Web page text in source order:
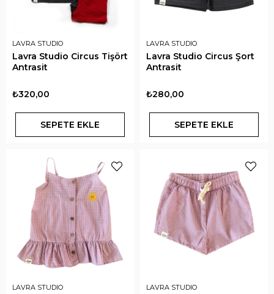
LAVRA STUDIO
Lavra Studio Circus Tişört
Antrasit
₺320,00
SEPETE EKLE
LAVRA STUDIO
Lavra Studio Circus Şort
Antrasit
₺280,00
SEPETE EKLE
LAVRA STUDIO LAVRA STUDIO